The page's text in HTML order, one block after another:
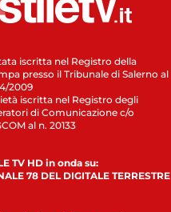
iscritta nel Registro della
presso il Tribunale di Salerno al
2009
iscritta nel Registro degli
di Comunicazione c/o
al n. 20133
TV HD in onda su:
78 DEL DIGITALE TERRESTRE